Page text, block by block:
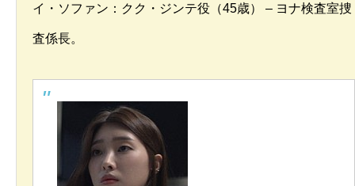
イ・ソファン：クク・ジンテ役（45歳） – ヨナ検査室捜
査係長。